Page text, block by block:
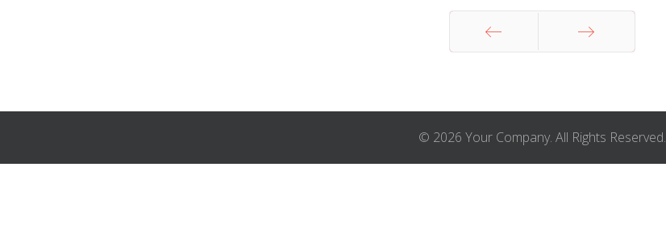
© 2026 Your Company. All Rights Reserved.